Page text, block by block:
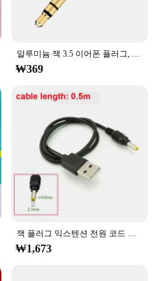
알루미늄 잭 3.5 이어폰 플러그, 테일 플러그 클램프, 금도금 와이어 커넥터, 3 극 스테레오 수 플러그, 3.5mm, 1 개
₩369
잭 플러그 익스텐션 전원 코드 공급 케이블 커넥터, 0.5M, 5V, 3A, USB A 수-DC 55*21, 55*25, 4*1.7, 3.5*1.35, 2.5*0.7mm
₩1,673